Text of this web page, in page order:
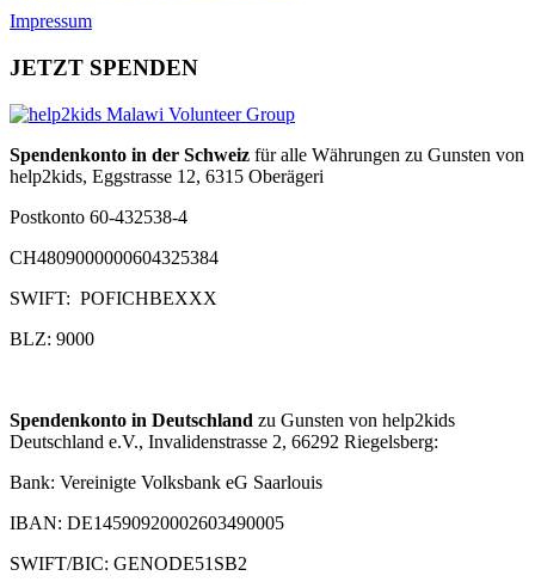
Impressum
JETZT SPENDEN
Spendenkonto in der Schweiz für alle Währungen zu Gunsten von
help2kids, Eggstrasse 12, 6315 Oberägeri
Postkonto 60-432538-4
CH4809000000604325384
SWIFT: POFICHBEXXX
BLZ: 9000
Spendenkonto in Deutschland zu Gunsten von help2kids
Deutschland e.V., Invalidenstrasse 2, 66292 Riegelsberg:
Bank: Vereinigte Volksbank eG Saarlouis
IBAN: DE14590920002603490005
SWIFT/BIC: GENODE51SB2